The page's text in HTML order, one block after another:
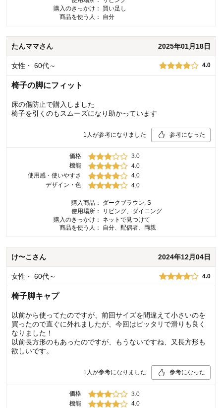
購入のきっかけ：
買い足し
商品を使う人：
自分
たんママさん 2025年01月18日
女性 ・ 60代～ 4.0
椅子の脚にフィット
床の傷防止で購入しました
椅子を引くのもスムーズになり助かっています
1 人が参考になりました 参考になった
価格
3.0
機能
4.0
使用感・使いやすさ
4.0
デザイン・色
4.0
購入商品：
ダークブラウン, S
使用場所：
リビング、ダイニング
購入のきっかけ：
ネットで見つけて
商品を使う人：
自分、配偶者、両親
け〜こさん 2024年12月04日
女性 ・ 60代～ 4.0
椅子脚キャプ
以前から使ってたのですが、前回サイズを間違えて小さいのを
買ったので直ぐに外れましたが、今回はピッタリで滑りも良く
なりました！
以前長方形のもあったのですが、もうないですね、又長方形も
欲しいです。
1 人が参考になりました 参考になった
価格
3.0
機能
4.0